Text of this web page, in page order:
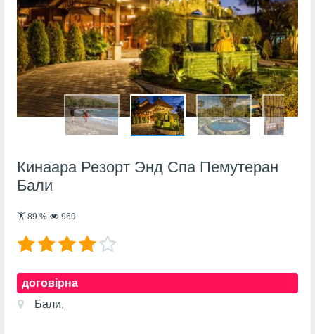
Кинаара Резорт Энд Спа Пемутеран
Бали
89 % 969
договірна
Бали,